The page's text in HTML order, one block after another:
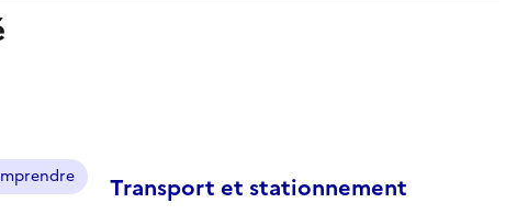
Transport et stationnement